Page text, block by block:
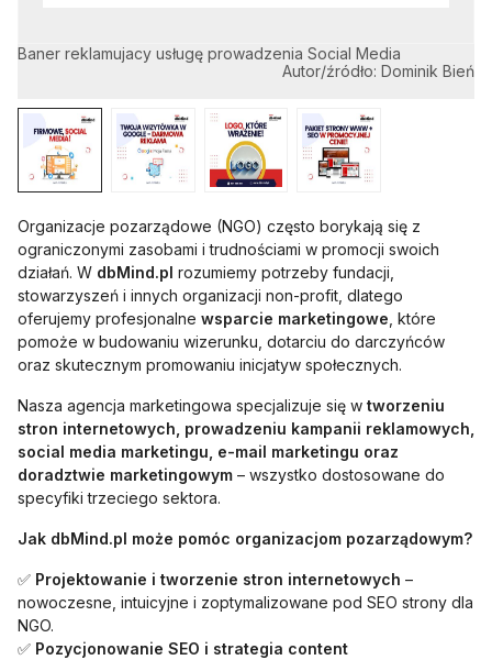
Baner reklamujacy usługę prowadzenia Social Media
Autor/źródło: Dominik Bień
Organizacje pozarządowe (NGO) często borykają się z
ograniczonymi zasobami i trudnościami w promocji swoich
działań. W dbMind.pl rozumiemy potrzeby fundacji,
stowarzyszeń i innych organizacji non-profit, dlatego
oferujemy profesjonalne wsparcie marketingowe , które
pomoże w budowaniu wizerunku, dotarciu do darczyńców
oraz skutecznym promowaniu inicjatyw społecznych.
Nasza agencja marketingowa specjalizuje się w tworzeniu
stron internetowych, prowadzeniu kampanii reklamowych,
social media marketingu, e-mail marketingu oraz
doradztwie marketingowym – wszystko dostosowane do
specyfiki trzeciego sektora.
Jak dbMind.pl może pomóc organizacjom pozarządowym?
✅ Projektowanie i tworzenie stron internetowych –
nowoczesne, intuicyjne i zoptymalizowane pod SEO strony dla
NGO.
✅ Pozycjonowanie SEO i strategia content